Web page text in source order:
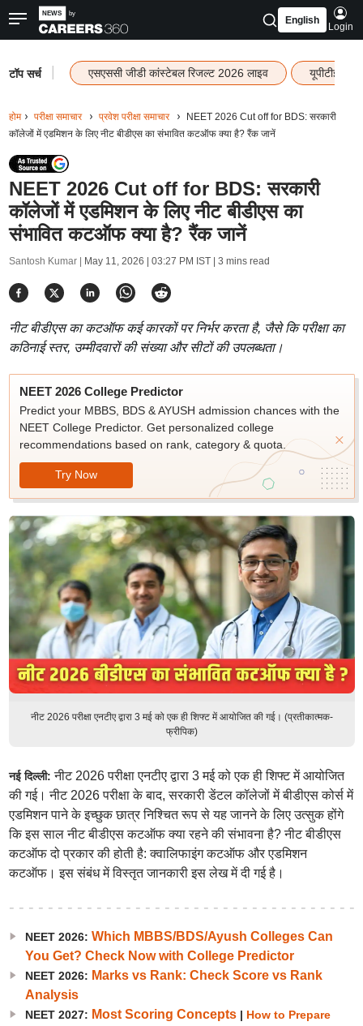
English
Login
टॉप सर्च एसएससी जीडी कांस्टेबल रिजल्ट 2026 लाइव यूपीटीईटी
होम परीक्षा समाचार प्रवेश परीक्षा समाचार
NEET 2026 Cut off for BDS: सरकारी
कॉलेजों में एडमिशन के लिए नीट बीडीएस का संभावित कटऑफ क्या है? रैंक जानें
NEET 2026 Cut off for BDS: सरकारी
कॉलेजों में एडमिशन के लिए नीट बीडीएस का
संभावित कटऑफ क्या है? रैंक जानें
Santosh Kumar | May 11, 2026 | 03:27 PM IST| 3 mins read
नीट बीडीएस का कटऑफ कई कारकों पर निर्भर करता है, जैसे कि परीक्षा का
कठिनाई स्तर, उम्मीदवारों की संख्या और सीटों की उपलब्धता।
NEET 2026 College Predictor
Predict your MBBS, BDS & AYUSH admission chances with the
NEET College Predictor. Get personalized college
recommendations based on rank, category & quota.
Try Now
नीट 2026 परीक्षा एनटीए द्वारा 3 मई को एक ही शिफ्ट में आयोजित की गई। (प्रतीकात्मक-
फ्रीपिक)
नई दिल्ली: नीट 2026 परीक्षा एनटीए द्वारा 3 मई को एक ही शिफ्ट में आयोजित
की गई। नीट 2026 परीक्षा के बाद, सरकारी डेंटल कॉलेजों में बीडीएस कोर्स में
एडमिशन पाने के इच्छुक छात्र निश्चित रूप से यह जानने के लिए उत्सुक होंगे
कि इस साल नीट बीडीएस कटऑफ क्या रहने की संभावना है? नीट बीडीएस
कटऑफ दो प्रकार की होती है: क्वालिफाइंग कटऑफ और एडमिशन
कटऑफ। इस संबंध में विस्तृत जानकारी इस लेख में दी गई है।
NEET 2026: Which MBBS/BDS/Ayush Colleges Can
You Get? Check Now with College Predictor
NEET 2026: Marks vs Rank: Check Score vs Rank
Analysis
NEET 2027: Most Scoring Concepts| How to Prepare